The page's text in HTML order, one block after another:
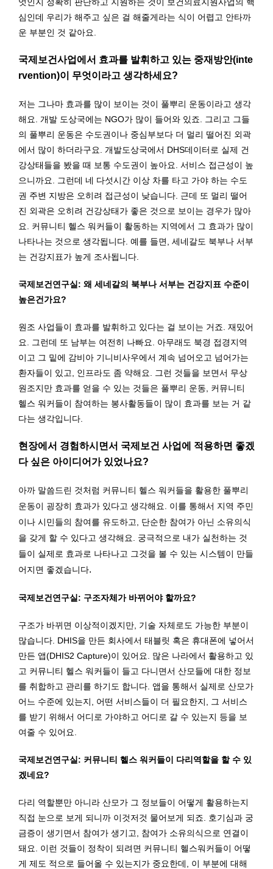
엇인지 정확히 판단하고 지원하는 것이 보건의료지원사업의 핵
심인데 우리가 해주고 싶은 걸 해줄게라는 식이 어렵고 안타까
운 부분인 것 같아요.
국제보건사업에서 효과를 발휘하고 있는 중재방안(inte
rvention)이 무엇이라고 생각하세요?
저는 그나마 효과를 많이 보이는 것이 풀뿌리 운동이라고 생각
해요. 개발 도상국에는 NGO가 많이 들어와 있죠. 그리고 그들
의 풀뿌리 운동은 수도권이나 중심부보다 더 멀리 떨어진 외곽
에서 많이 하더라구요. 개발도상국에서 DHS데이터로 실제 건
강상태들을 봤을 때 보통 수도권이 높아요. 서비스 접근성이 높
으니까요. 그런데 네 다섯시간 이상 차를 타고 가야 하는 수도
권 주변 지방은 오히려 접근성이 낮습니다. 근데 또 멀리 떨어
진 외곽은 오히려 건강상태가 좋은 것으로 보이는 경우가 많아
요. 커뮤니티 헬스 워커들이 활동하는 지역에서 그 효과가 많이
나타나는 것으로 생각됩니다. 예를 들면, 세네갈도 북부나 서부
는 건강지표가 높게 조사됩니다.
국제보건연구실: 왜 세네갈의 북부나 서부는 건강지표 수준이
높은건가요?
원조 사업들이 효과를 발휘하고 있다는 걸 보이는 거죠. 재밌어
요. 그런데 또 남부는 여전히 나빠요. 아무래도 북경 접경지역
이고 그 밑에 감비아 기니비사우에서 계속 넘어오고 넘어가는
환자들이 있고, 인프라도 좀 약해요. 그런 것들을 보면서 무상
원조지만 효과를 얻을 수 있는 것들은 풀뿌리 운동, 커뮤니티
헬스 워커들이 참여하는 봉사활동들이 많이 효과를 보는 거 같
다는 생각입니다.
현장에서 경험하시면서 국제보건 사업에 적용하면 좋겠
다 싶은 아이디어가 있었나요?
아까 말씀드린 것처럼 커뮤니티 헬스 워커들을 활용한 풀뿌리
운동이 굉장히 효과가 있다고 생각해요. 이를 통해서 지역 주민
이나 시민들의 참여를 유도하고, 단순한 참여가 아닌 소유의식
을 갖게 할 수 있다고 생각해요. 궁극적으로 내가 실천하는 것
들이 실제로 효과로 나타나고 그것을 볼 수 있는 시스템이 만들
어지면 좋겠습니다.
국제보건연구실: 구조자체가 바뀌어야 할까요?
구조가 바뀌면 이상적이겠지만, 기술 자체로도 가능한 부분이
많습니다. DHIS을 만든 회사에서 태블릿 혹은 휴대폰에 넣어서
만든 앱(DHIS2 Capture)이 있어요. 많은 나라에서 활용하고 있
고 커뮤니티 헬스 워커들이 들고 다니면서 산모들에 대한 정보
를 취합하고 관리를 하기도 합니다. 앱을 통해서 실제로 산모가
어느 수준에 있는지, 어떤 서비스들이 더 필요한지, 그 서비스
를 받기 위해서 어디로 가야하고 어디로 갈 수 있는지 등을 보
여줄 수 있어요.
국제보건연구실: 커뮤니티 헬스 워커들이 다리역할을 할 수 있
겠네요?
다리 역할뿐만 아니라 산모가 그 정보들이 어떻게 활용하는지
직접 눈으로 보게 되니까 이것저것 물어보게 되죠. 호기심과 궁
금증이 생기면서 참여가 생기고, 참여가 소유의식으로 연결이
돼요. 이런 것들이 정착이 되려면 커뮤니티 헬스워커들이 어떻
게 제도 적으로 들어올 수 있는지가 중요한데, 이 부분에 대해